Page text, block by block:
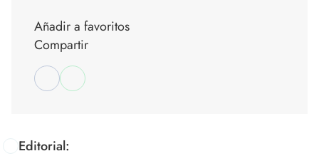
Editorial:
Añadir a favoritos
Compartir